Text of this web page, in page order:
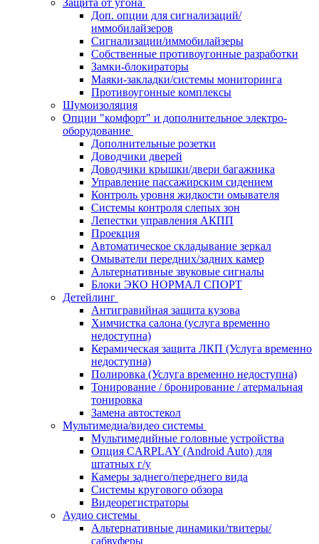
Защита от угона
Доп. опции для сигнализаций/
иммобилайзеров
Сигнализации/иммобилайзеры
Собственные противоугонные разработки
Замки-блокираторы
Маяки-закладки/системы мониторинга
Противоугонные комплексы
Шумоизоляция
Опции "комфорт" и дополнительное электро-
оборудование
Дополнительные розетки
Доводчики дверей
Доводчики крышки/двери багажника
Управление пассажирским сидением
Контроль уровня жидкости омывателя
Системы контроля слепых зон
Лепестки управления АКПП
Проекция
Автоматическое складывание зеркал
Омыватели передних/задних камер
Альтернативные звуковые сигналы
Блоки ЭКО НОРМАЛ СПОРТ
Детейлинг
Антигравийная защита кузова
Химчистка салона (услуга временно
недоступна)
Керамическая защита ЛКП (Услуга временно
недоступна)
Полировка (Услуга временно недоступна)
Тонирование / бронирование / атермальная
тонировка
Замена автостекол
Мультимедиа/видео системы
Мультимедийные головные устройства
Опция CARPLAY (Android Auto) для
штатных г/у
Камеры заднего/переднего вида
Системы кругового обзора
Видеорегистраторы
Аудио системы
Альтернативные динамики/твитеры/
сабвуферы